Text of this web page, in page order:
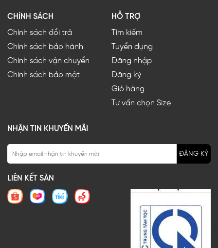
CHÍNH SÁCH
Chính sách đổi trả
Chính sách bảo hành
Chính sách vận chuyển
Chính sách bảo mật
HỖ TRỢ
Tìm kiếm
Tuyển dụng
Đăng nhập
Đăng ký
Giỏ hàng
Tư vấn chọn Size
NHẬN TIN KHUYẾN MÃI
ĐĂNG KÝ
LIÊN KẾT SÀN